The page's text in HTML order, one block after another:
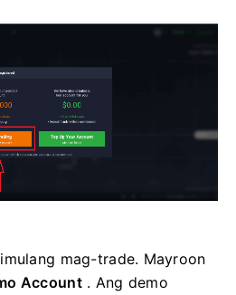
mag-trade. Mayroon
Account. Ang demo